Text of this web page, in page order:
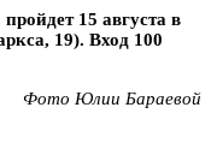
15 августа в
19). Вход 100
Фото Юлии Бараевой